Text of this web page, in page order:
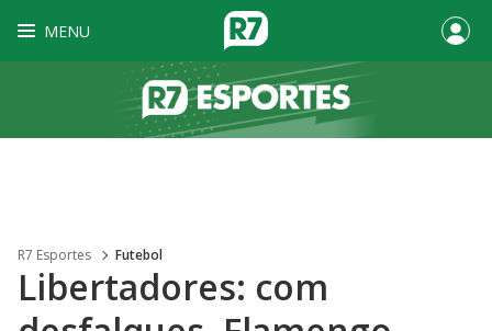
MENU
R7 Esportes Futebol
Libertadores: com